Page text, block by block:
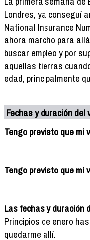
Londres, ya conseguí
National Insurance
ahora marcho para
buscar empleo y por
aquellas tierras
edad, principalmente
Fechas y duración del
Tengo previsto que mi
Tengo previsto que mi
Las fechas y duración
Principios de enero
quedarme allí.